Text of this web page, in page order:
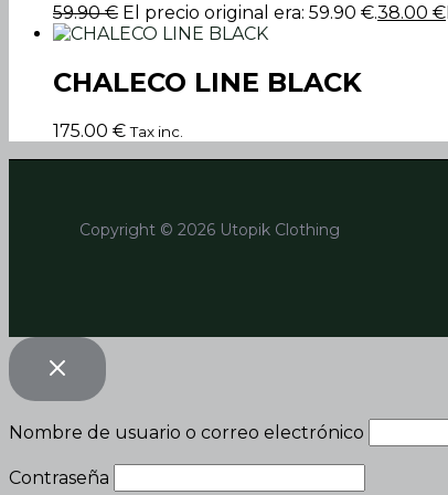
59.90€ El precio original era: 59.90 €.38.00 €
CHALECO LINE BLACK
175.00 € Tax inc.
Copyright © 2026 Utopik Clothing
Nombre de usuario o correo electrónico
Contraseña